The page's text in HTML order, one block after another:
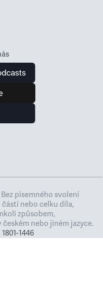
písemného svolení
nebo celku díla,
způsobem,
nebo jiném jazyce.
1446